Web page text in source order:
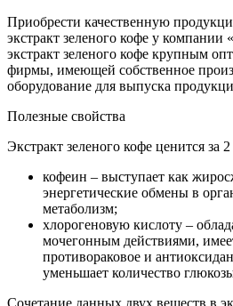
Приобрести качественную
экстракт зеленого кофе у компании
экстракт зеленого кофе крупным
фирмы, имеющей собственное
оборудование для выпуска
Полезные свойства
Экстракт зеленого кофе ценится за
кофеин – выступает как
энергетические обмены в
метаболизм;
хлорогеновую кислоту –
мочегонным действиями,
противораковое и
уменьшает количество
Сочетание данных двух веществ в